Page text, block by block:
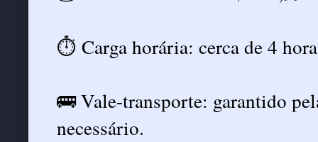
⏱️ Carga horária: cerca de 4
🚌 Vale-transporte: garantido
necessário.